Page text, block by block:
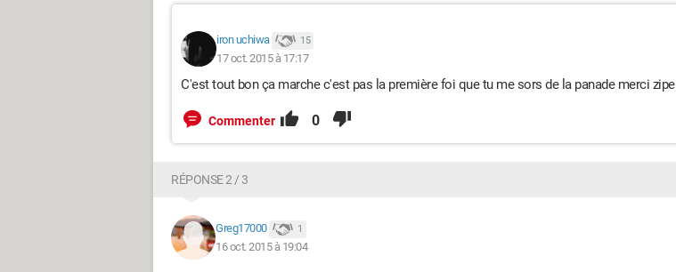
iron uchiwa 15
17 oct. 2015 à 17:17
C'est tout bon ça marche c'est pas la première foi que tu me sors de la panade merci zipe
Commenter 0
RÉPONSE 2 / 3
Greg17000 1
16 oct. 2015 à 19:04